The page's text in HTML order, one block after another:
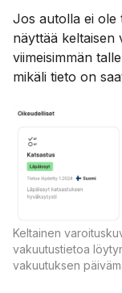
Jos autolla ei ole
näyttää keltaisen
viimeisimmän
mikäli tieto on
Keltainen
vakuutustietoa
vakuutuksen